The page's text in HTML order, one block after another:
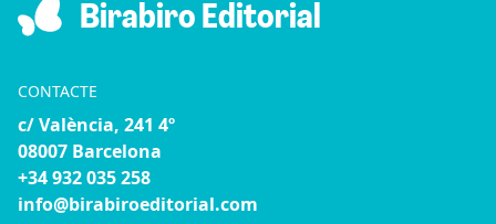
Birabiro Editorial
CONTACTE
c/ València, 241 4º
08007 Barcelona
+34 932 035 258
info@birabiroeditorial.com